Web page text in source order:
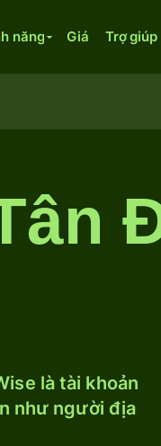
năng Giá Trợ giúp
là tài khoản
như người địa